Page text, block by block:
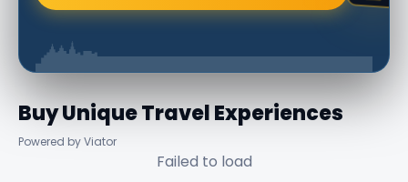
Buy Unique Travel Experiences
Powered by Viator
Failed to load